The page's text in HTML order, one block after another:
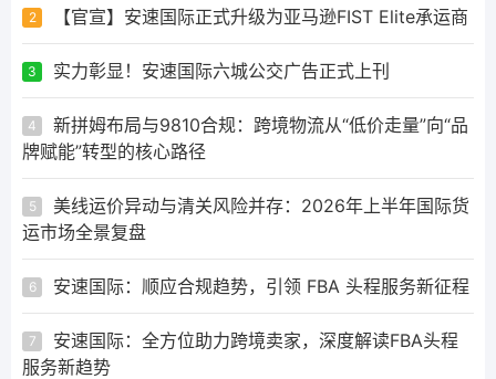
2 【官宣】安速国际正式升级为亚马逊FIST Elite承运商
3 实力彰显！安速国际六城公交广告正式上刊
4
新拼姆布局与9810合规：跨境物流从“低价走量”向“品
牌赋能”转型的核心路径
5
美线运价异动与清关风险并存：2026年上半年国际货
运市场全景复盘
6 安速国际：顺应合规趋势，引领 FBA 头程服务新征程
7
安速国际：全方位助力跨境卖家，深度解读FBA头程
服务新趋势